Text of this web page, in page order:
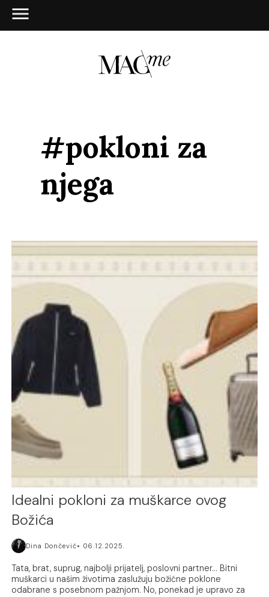
#pokloni za
njega
Idealni pokloni za muškarce ovog
Božića
Dina Dončević 06.12.2025.
Tata, brat, suprug, najbolji prijatelj, poslovni partner... Bitni
muškarci u našim životima zaslužuju božićne poklone
odabrane s posebnom pažnjom. No, ponekad je upravo za